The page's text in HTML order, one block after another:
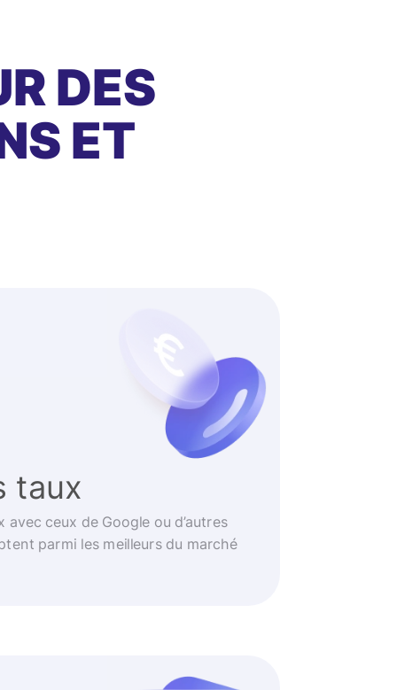
DES
ET
taux
avec ceux de Google ou d’autres
parmi les meilleurs du marché